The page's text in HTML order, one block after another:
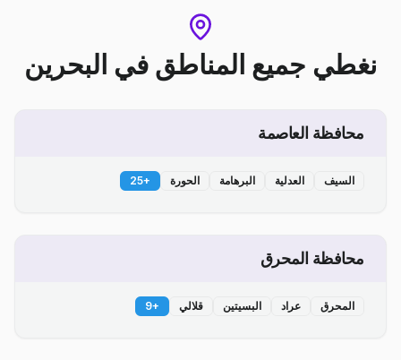
نغطي جميع المناطق في البحرين
محافظة العاصمة
السيف العدلية البرهامة الحورة +
25
محافظة المحرق
المحرق عراد البسيتين قلالي +
9